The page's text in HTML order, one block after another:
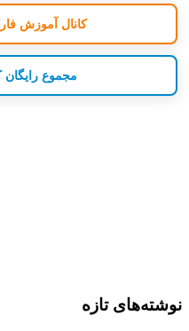
کانال آموزش
مجموع رایگان
نوشته‌های تازه